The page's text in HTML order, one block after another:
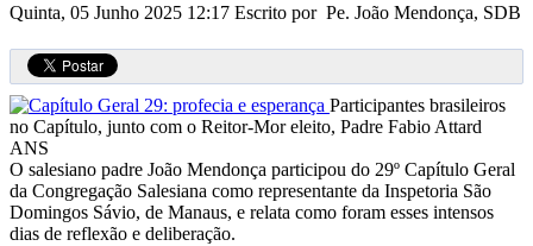
Quinta, 05 Junho 2025 12:17 Escrito por Pe. João Mendonça, SDB
Participantes brasileiros
no Capítulo, junto com o Reitor-Mor eleito, Padre Fabio Attard
ANS
O salesiano padre João Mendonça participou do 29º Capítulo Geral
da Congregação Salesiana como representante da Inspetoria São
Domingos Sávio, de Manaus, e relata como foram esses intensos
dias de reflexão e deliberação.